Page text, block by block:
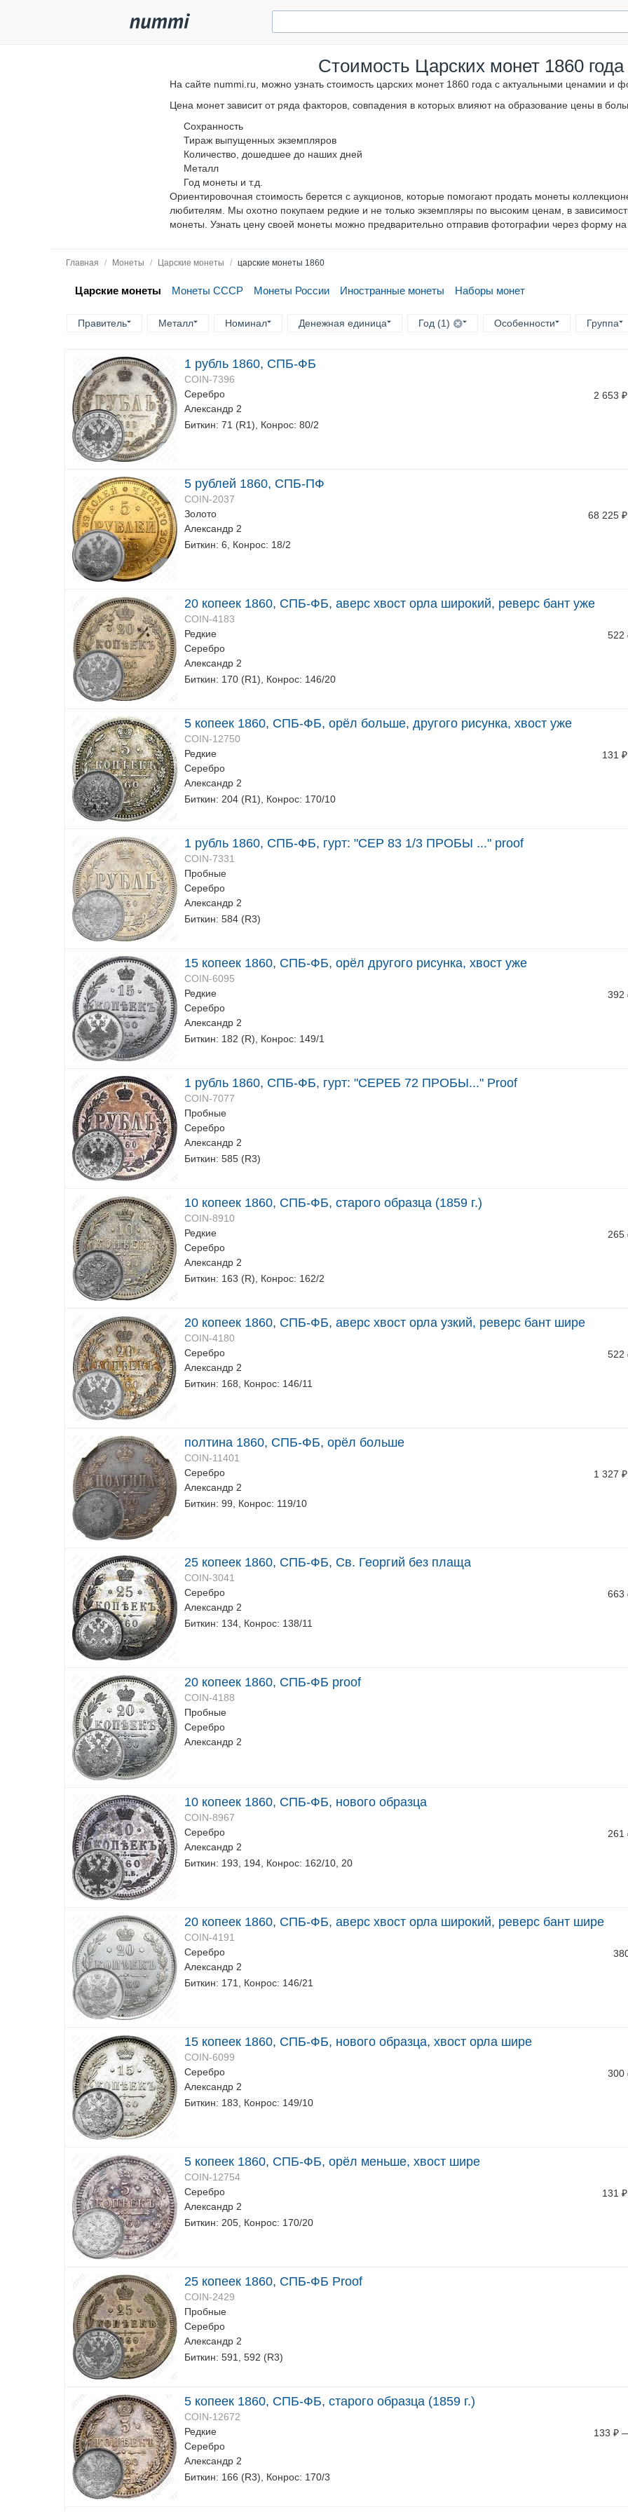
Стоимость Царских монет 1860 года
На сайте nummi.ru, можно узнать стоимость царских монет 1860 года с актуальными ценамии и
Цена монет зависит от ряда факторов, совпадения в которых влияют на образование цены в
Сохранность
Тираж выпущенных экземпляров
Количество, дошедшее до наших дней
Металл
Год монеты и т.д.
Ориентировочная стоимость берется с аукционов, которые помогают продать монеты
любителям. Мы охотно покупаем редкие и не только экземпляры по высоким ценам, в
монеты. Узнать цену своей монеты можно предварительно отправив фотографии через форму на
Главная / Монеты / Царские монеты / царские монеты 1860
Царские монеты Монеты СССР Монеты России Иностранные монеты Наборы монет
Правитель Металл Номинал Денежная единица Год (1) Особенности Группа
1 рубль 1860, СПБ-ФБ
COIN-7396
Серебро
Александр 2
Биткин: 71 (R1), Конрос: 80/2
2 653 ₽
5 рублей 1860, СПБ-ПФ
COIN-2037
Золото
Александр 2
Биткин: 6, Конрос: 18/2
68 225 ₽
20 копеек 1860, СПБ-ФБ, аверс хвост орла широкий, реверс бант уже
COIN-4183
Редкие
Серебро
Александр 2
Биткин: 170 (R1), Конрос: 146/20
522
5 копеек 1860, СПБ-ФБ, орёл больше, другого рисунка, хвост уже
COIN-12750
Редкие
Серебро
Александр 2
Биткин: 204 (R1), Конрос: 170/10
131 ₽
1 рубль 1860, СПБ-ФБ, гурт: "СЕР 83 1/3 ПРОБЫ ..." proof
COIN-7331
Пробные
Серебро
Александр 2
Биткин: 584 (R3)
15 копеек 1860, СПБ-ФБ, орёл другого рисунка, хвост уже
COIN-6095
Редкие
Серебро
Александр 2
Биткин: 182 (R), Конрос: 149/1
392
1 рубль 1860, СПБ-ФБ, гурт: "СЕРЕБ 72 ПРОБЫ..." Proof
COIN-7077
Пробные
Серебро
Александр 2
Биткин: 585 (R3)
10 копеек 1860, СПБ-ФБ, старого образца (1859 г.)
COIN-8910
Редкие
Серебро
Александр 2
Биткин: 163 (R), Конрос: 162/2
265
20 копеек 1860, СПБ-ФБ, аверс хвост орла узкий, реверс бант шире
COIN-4180
Серебро
Александр 2
Биткин: 168, Конрос: 146/11
522
полтина 1860, СПБ-ФБ, орёл больше
COIN-11401
Серебро
Александр 2
Биткин: 99, Конрос: 119/10
1 327 ₽
25 копеек 1860, СПБ-ФБ, Св. Георгий без плаща
COIN-3041
Серебро
Александр 2
Биткин: 134, Конрос: 138/11
663
20 копеек 1860, СПБ-ФБ proof
COIN-4188
Пробные
Серебро
Александр 2
10 копеек 1860, СПБ-ФБ, нового образца
COIN-8967
Серебро
Александр 2
Биткин: 193, 194, Конрос: 162/10, 20
261
20 копеек 1860, СПБ-ФБ, аверс хвост орла широкий, реверс бант шире
COIN-4191
Серебро
Александр 2
Биткин: 171, Конрос: 146/21
15 копеек 1860, СПБ-ФБ, нового образца, хвост орла шире
COIN-6099
Серебро
Александр 2
Биткин: 183, Конрос: 149/10
300
5 копеек 1860, СПБ-ФБ, орёл меньше, хвост шире
COIN-12754
Серебро
Александр 2
Биткин: 205, Конрос: 170/20
131 ₽
25 копеек 1860, СПБ-ФБ Proof
COIN-2429
Пробные
Серебро
Александр 2
Биткин: 591, 592 (R3)
5 копеек 1860, СПБ-ФБ, старого образца (1859 г.)
COIN-12672
Редкие
Серебро
Александр 2
Биткин: 166 (R3), Конрос: 170/3
133 ₽